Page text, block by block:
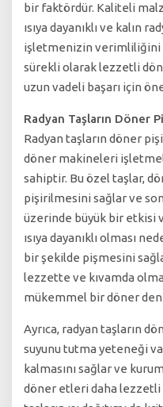
bir faktördür. Kaliteli
ısıya dayanıklı ve kalın
işletmenizin verimliliğini
sürekli olarak lezzetli
uzun vadeli başarı için
Radyan Taşların Döner
Radyan taşların döner
döner makineleri
sahiptir. Bu özel taşlar,
pişirilmesini sağlar ve
üzerinde büyük bir etkisi
ısıya dayanıklı olması
bir şekilde pişmesini
lezzette ve kıvamda
mükemmel bir döner
Ayrıca, radyan taşların
suyunu tutma yeteneği
kalmasını sağlar ve
döner etleri daha lezzetli